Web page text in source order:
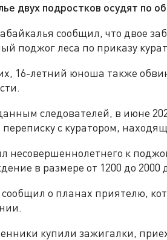
двух подростков осудят по
сообщил, что двое
поджог леса по приказу
16-летний юноша также
следователей, в июне
переписку с куратором,
несовершеннолетнего к
в размере от 1200 до
о планах приятелю,
купили зажигалки,